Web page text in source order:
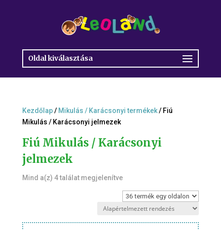
Oldal kiválasztása
Kezdőlap/ Mikulás / Karácsonyi termékek/ Fiú
Mikulás / Karácsonyi jelmezek
Fiú Mikulás / Karácsonyi
jelmezek
Mind a(z) 4 találat megjelenítve